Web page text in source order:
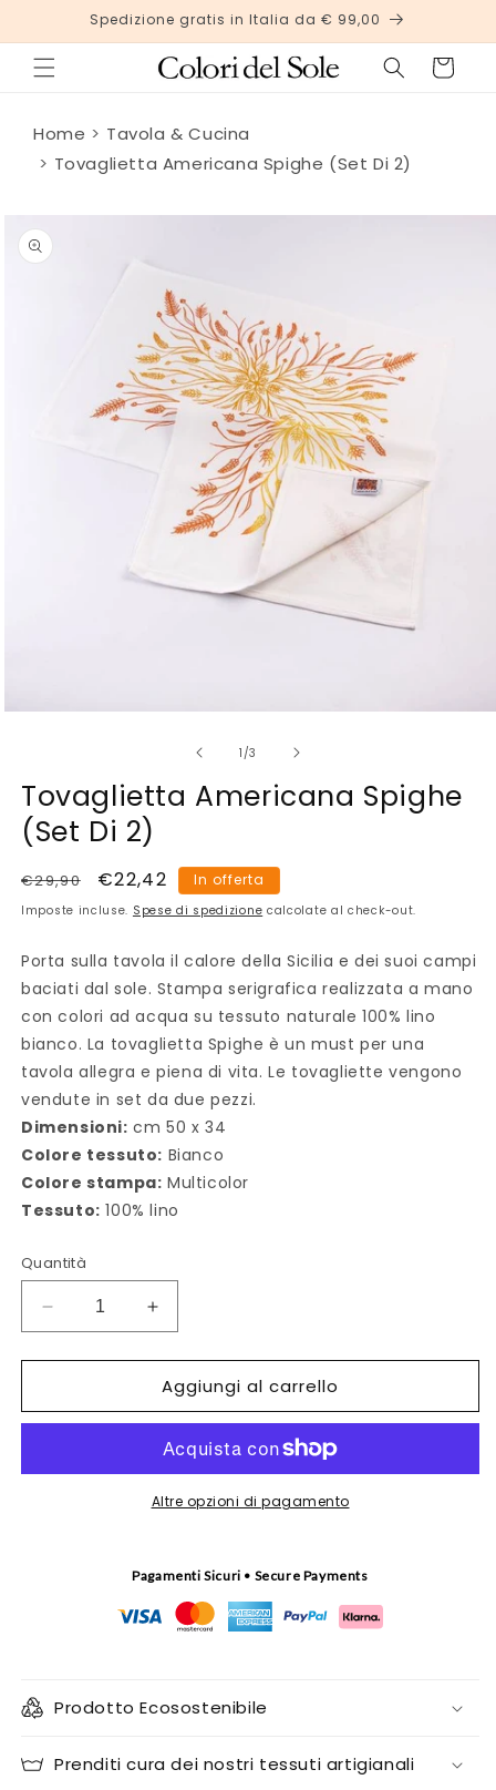
direttamente
ai contenuti
Spedizione gratis in Italia da € 99,00
Carrello
Home
Tavola & Cucina
Tovaglietta Americana Spighe (Set Di 2)
informazioni
sul
prodotto
finestra
modale
1 /su
3
Tovaglietta Americana Spighe
(Set Di 2)
Prezzo
di
€29,90
Prezzo
scontato
€22,42 In offerta
Imposte incluse. Spese di spedizione calcolate al check-out.
Porta sulla tavola il calore della Sicilia e dei suoi campi
baciati dal sole. Stampa serigrafica realizzata a mano
con colori ad acqua su tessuto naturale 100% lino
bianco. La tovaglietta Spighe è un must per una
tavola allegra e piena di vita. Le tovagliette vengono
vendute in set da due pezzi.
Dimensioni: cm 50 x 34
Colore tessuto: Bianco
Colore stampa: Multicolor
Tessuto: 100% lino
Quantità
Diminuisci
quantità
per
Americana
Di
Aumenta
quantità
per
Tovaglietta
Americana
(Set
Di
2)
Aggiungi al carrello
Altre opzioni di pagamento
Pagamenti Sicuri • Secure Payments
Prodotto Ecosostenibile
Prenditi cura dei nostri tessuti artigianali